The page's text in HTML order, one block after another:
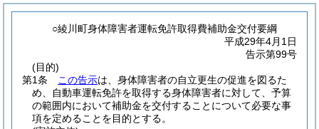
○綾川町身体障害者運転免許取得費補助金交付要綱
平成29年4月1日
告示第99号
(目的)
第1条
この告示は、身体障害者の自立更生の促進を図るた
め、自動車運転免許を取得する身体障害者に対して、予算
の範囲内において補助金を交付することについて必要な事
項を定めることを目的とする。